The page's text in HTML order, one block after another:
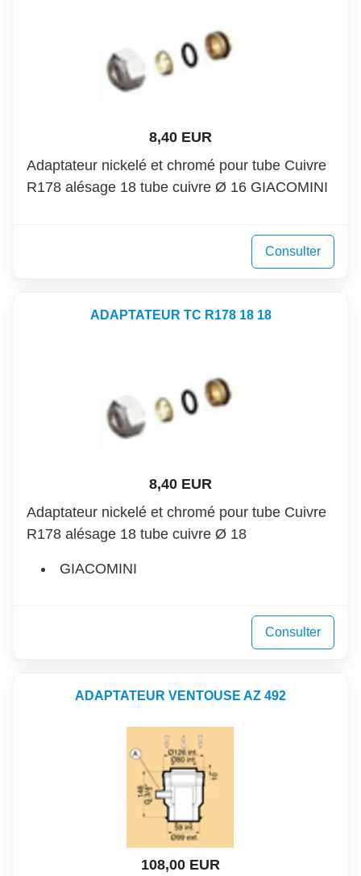
8,40 EUR
Adaptateur nickelé et chromé pour tube Cuivre
R178 alésage 18 tube cuivre Ø 16 GIACOMINI
Consulter
ADAPTATEUR TC R178 18 18
8,40 EUR
Adaptateur nickelé et chromé pour tube Cuivre
R178 alésage 18 tube cuivre Ø 18
GIACOMINI
Consulter
ADAPTATEUR VENTOUSE AZ 492
108,00 EUR